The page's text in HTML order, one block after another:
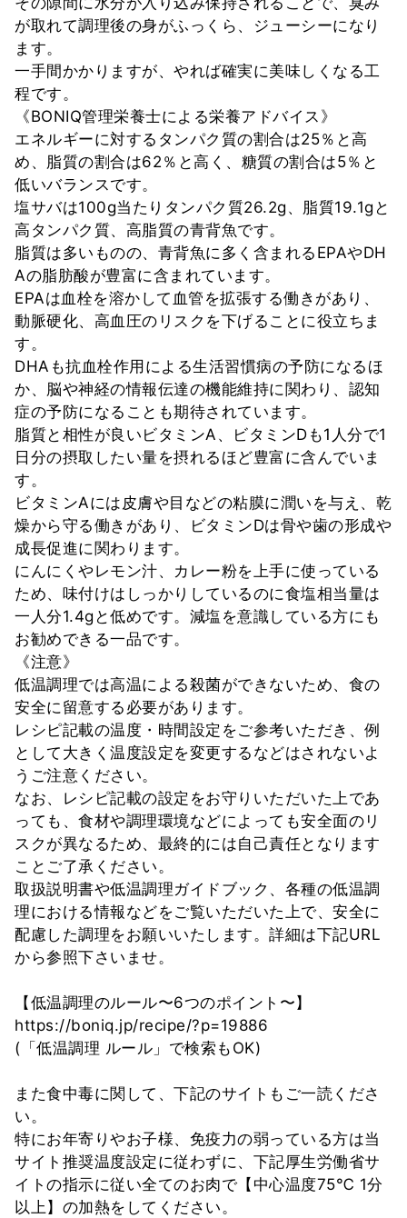
が取れて調理後の身がふっくら、ジューシーになり
ます。
一手間かかりますが、やれば確実に美味しくなる工
程です。
《BONIQ管理栄養士による栄養アドバイス》
エネルギーに対するタンパク質の割合は25％と高
め、脂質の割合は62％と高く、糖質の割合は5％と
低いバランスです。
塩サバは100g当たりタンパク質26.2g、脂質19.1gと
高タンパク質、高脂質の青背魚です。
脂質は多いものの、青背魚に多く含まれるEPAやDH
Aの脂肪酸が豊富に含まれています。
EPAは血栓を溶かして血管を拡張する働きがあり、
動脈硬化、高血圧のリスクを下げることに役立ちま
す。
DHAも抗血栓作用による生活習慣病の予防になるほ
か、脳や神経の情報伝達の機能維持に関わり、認知
症の予防になることも期待されています。
脂質と相性が良いビタミンA、ビタミンDも1人分で1
日分の摂取したい量を摂れるほど豊富に含んでいま
す。
ビタミンAには皮膚や目などの粘膜に潤いを与え、乾
燥から守る働きがあり、ビタミンDは骨や歯の形成や
成長促進に関わります。
にんにくやレモン汁、カレー粉を上手に使っている
ため、味付けはしっかりしているのに食塩相当量は
一人分1.4gと低めです。減塩を意識している方にも
お勧めできる一品です。
《注意》
低温調理では高温による殺菌ができないため、食の
安全に留意する必要があります。
レシピ記載の温度・時間設定をご参考いただき、例
として大きく温度設定を変更するなどはされないよ
うご注意ください。
なお、レシピ記載の設定をお守りいただいた上であ
っても、食材や調理環境などによっても安全面のリ
スクが異なるため、最終的には自己責任となります
ことご了承ください。
取扱説明書や低温調理ガイドブック、各種の低温調
理における情報などをご覧いただいた上で、安全に
配慮した調理をお願いいたします。詳細は下記URL
から参照下さいませ。
【低温調理のルール〜6つのポイント〜】
https://boniq.jp/recipe/?p=19886
(「低温調理 ルール」で検索もOK)
また食中毒に関して、下記のサイトもご一読くださ
い。
特にお年寄りやお子様、免疫力の弱っている方は当
サイト推奨温度設定に従わずに、下記厚生労働省サ
イトの指示に従い全てのお肉で【中心温度75℃ 1分
以上】の加熱をしてください。